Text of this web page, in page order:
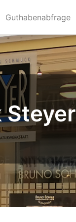
Guthabenabfrage
Steyer